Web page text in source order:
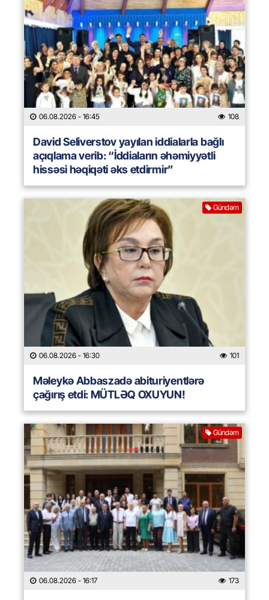
06.08.2026 - 16:45 108
David Seliverstov yayılan iddialarla bağlı
açıqlama verib: “İddiaların əhəmiyyətli
hissəsi həqiqəti əks etdirmir”
Gündəm
06.08.2026 - 16:30 101
Məleykə Abbaszadə abituriyentlərə
çağırış etdi: MÜTLƏQ OXUYUN!
Gündəm
06.08.2026 - 16:17 173